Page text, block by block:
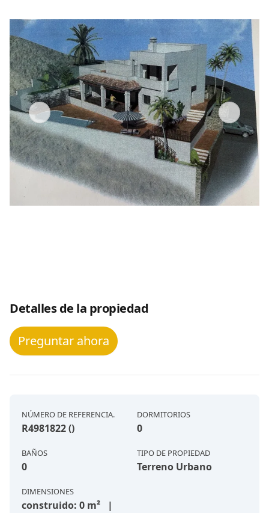
Detalles de la propiedad
Preguntar ahora
NÚMERO DE REFERENCIA.
R4981822 ()
DORMITORIOS
0
BAÑOS
0
TIPO DE PROPIEDAD
Terreno Urbano
DIMENSIONES
construido: 0 m² |